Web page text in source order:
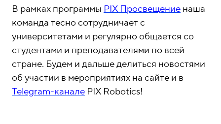
В рамках программы PIX Просвещение наша
команда тесно сотрудничает с
университетами и регулярно общается со
студентами и преподавателями по всей
стране. Будем и дальше делиться новостями
об участии в мероприятиях на сайте и в
Telegram-канале PIX Robotics!